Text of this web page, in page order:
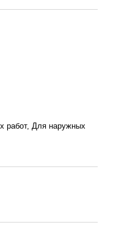
работ, Для наружных